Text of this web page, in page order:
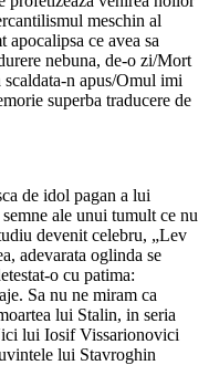
meschin al
ce avea sa
nebuna, de-o zi/Mort
n apus/Omul imi
superba traducere de
de idol pagan a lui
ale unui tumult ce nu
devenit celebru, „Lev
adevarata oglinda se
o cu patima:
Sa nu ne miram ca
lui Stalin, in seria
lui Iosif Vissarionovici
lui Stavroghin